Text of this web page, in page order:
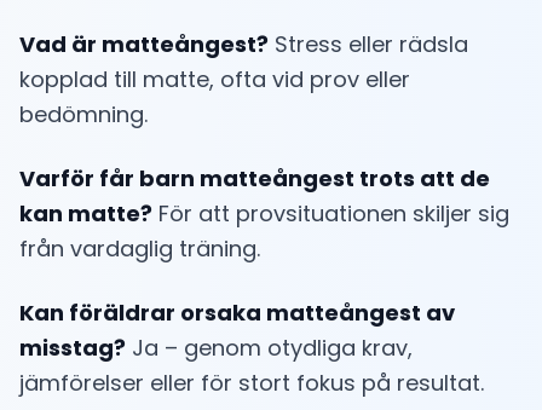
Vad är matteångest? Stress eller rädsla
kopplad till matte, ofta vid prov eller
bedömning.
Varför får barn matteångest trots att de
kan matte? För att provsituationen skiljer sig
från vardaglig träning.
Kan föräldrar orsaka matteångest av
misstag? Ja – genom otydliga krav,
jämförelser eller för stort fokus på resultat.